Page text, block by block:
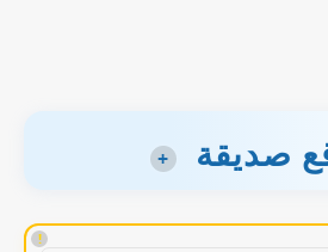
صديقة +
!